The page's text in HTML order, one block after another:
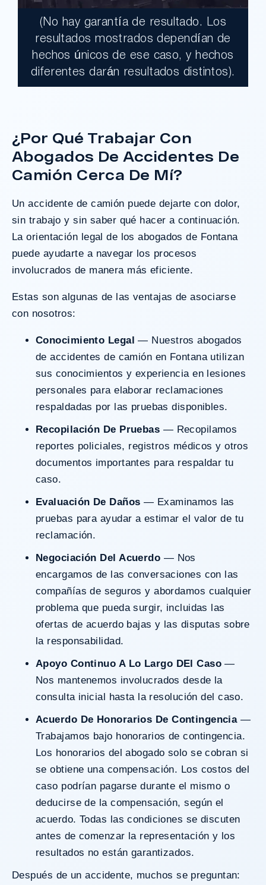
$17,900,000.00
Un jurado declaró al Condado de Los
¿Tengo Un Caso?
(No hay garantía de resultado. Los
resultados mostrados dependían de
hechos únicos de ese caso, y hechos
diferentes darán resultados distintos).
¿Por Qué Trabajar Con
Abogados De Accidentes De
Camión Cerca De Mí?
Un accidente de camión puede dejarte con dolor,
sin trabajo y sin saber qué hacer a continuación.
La orientación legal de los abogados de Fontana
puede ayudarte a navegar los procesos
involucrados de manera más eficiente.
Estas son algunas de las ventajas de asociarse
con nosotros:
Conocimiento Legal — Nuestros abogados
de accidentes de camión en Fontana utilizan
sus conocimientos y experiencia en lesiones
personales para elaborar reclamaciones
respaldadas por las pruebas disponibles.
Recopilación De Pruebas — Recopilamos
reportes policiales, registros médicos y otros
documentos importantes para respaldar tu
caso.
Evaluación De Daños — Examinamos las
pruebas para ayudar a estimar el valor de tu
reclamación.
Negociación Del Acuerdo — Nos
encargamos de las conversaciones con las
compañías de seguros y abordamos cualquier
problema que pueda surgir, incluidas las
ofertas de acuerdo bajas y las disputas sobre
la responsabilidad.
Apoyo Continuo A Lo Largo DEl Caso —
Nos mantenemos involucrados desde la
consulta inicial hasta la resolución del caso.
Acuerdo De Honorarios De Contingencia—
Trabajamos bajo honorarios de contingencia.
Los honorarios del abogado solo se cobran si
se obtiene una compensación. Los costos del
caso podrían pagarse durante el mismo o
deducirse de la compensación, según el
acuerdo. Todas las condiciones se discuten
antes de comenzar la representación y los
resultados no están garantizados.
Después de un accidente, muchos se preguntan: